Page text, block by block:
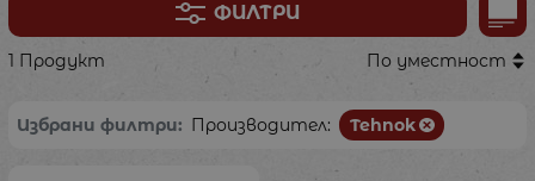
ФИЛТРИ
1 Продукт По уместност
Избрани филтри: Производител: Tehnok